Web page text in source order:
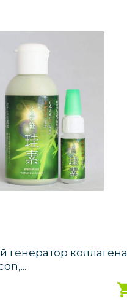
генератор коллагена